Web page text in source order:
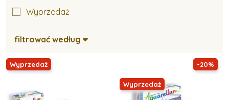
filtrować według
Wyprzedaż
Wyprzedaż -20%
Wyprzedaż